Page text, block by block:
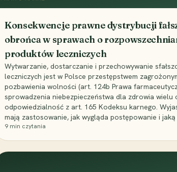
Konsekwencje prawne dystrybucji
obrońca w sprawach o
produktów leczniczych
Wytwarzanie, dostarczanie i przechowywanie
leczniczych jest w Polsce przestępstwem
pozbawienia wolności (art. 124b Prawa
sprowadzenia niebezpieczeństwa dla zdrowia wielu
odpowiedzialność z art. 165 Kodeksu karnego.
mają zastosowanie, jak wygląda postępowanie i
9 min czytania